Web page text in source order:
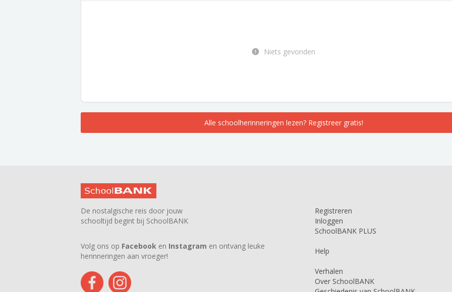
Niets gevonden
Alle schoolherinneringen lezen? Registreer gratis!
De nostalgische reis door jouw
schooltijd begint bij SchoolBANK
Volg ons op Facebook en Instagram en ontvang leuke
herinneringen aan vroeger!
Registreren
Inloggen
SchoolBANK PLUS
Help
Verhalen
Over SchoolBANK